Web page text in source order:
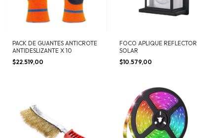
PACK DE GUANTES ANTICROTE
ANTIDESLIZANTE X 10
$22.519,00
FOCO APLIQUE REFLECTOR
SOLAR
$10.579,00